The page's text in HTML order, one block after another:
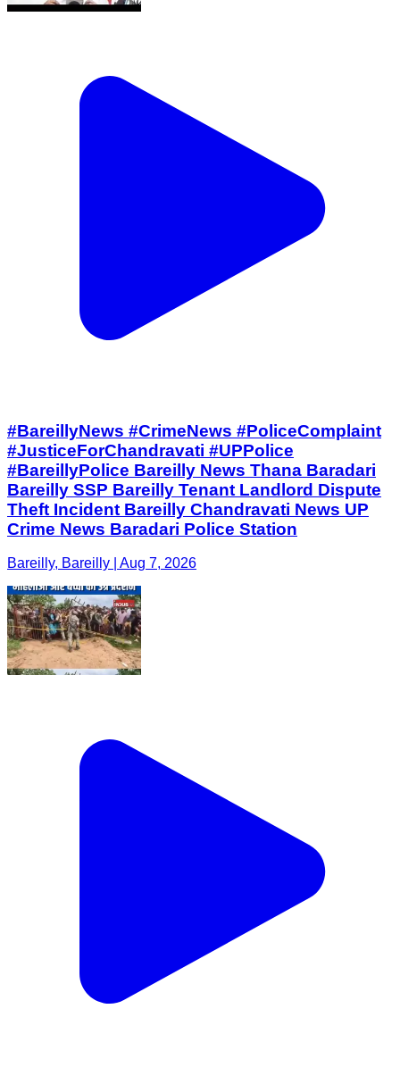
#BareillyNews #CrimeNews #PoliceComplaint
#JusticeForChandravati #UPPolice
#BareillyPolice Bareilly News Thana Baradari
Bareilly SSP Bareilly Tenant Landlord Dispute
Theft Incident Bareilly Chandravati News UP
Crime News Baradari Police Station
Bareilly, Bareilly | Aug 7, 2026